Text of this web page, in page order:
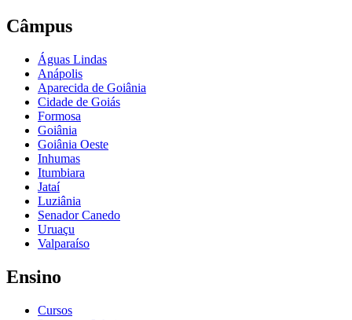
Câmpus
Águas Lindas
Anápolis
Aparecida de Goiânia
Cidade de Goiás
Formosa
Goiânia
Goiânia Oeste
Inhumas
Itumbiara
Jataí
Luziânia
Senador Canedo
Uruaçu
Valparaíso
Ensino
Cursos